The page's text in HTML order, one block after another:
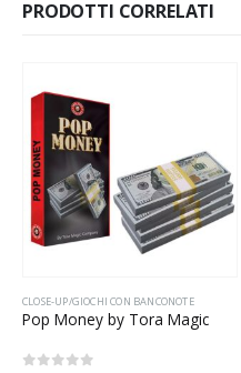
PRODOTTI CORRELATI
SCENA/GIOCHI CON CARTE
CLOSE-UP/GIOCHI CON BANCONOTE
Pop Money by Tora Magic